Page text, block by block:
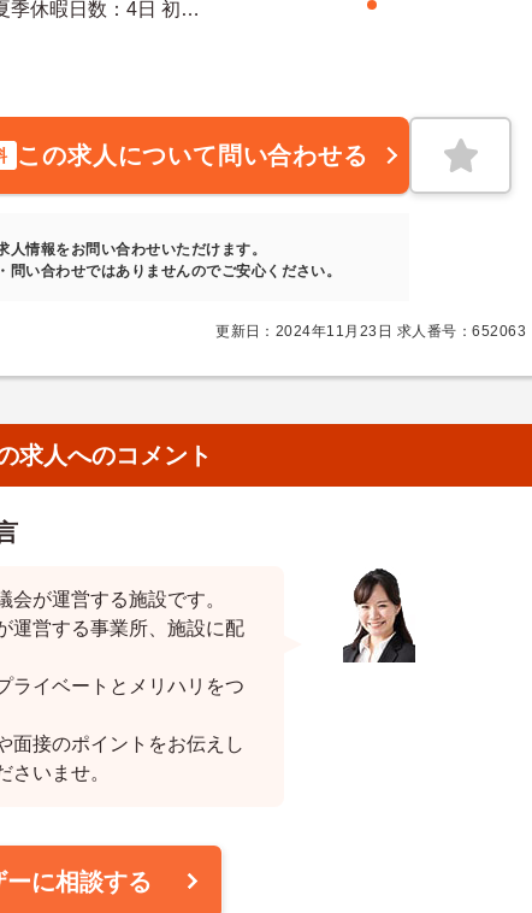
この求人について問い合わせる
人情報をお問い合わせいただけます。
問い合わせではありませんのでご安心ください。
更新日：2024年11月23日 求人番号：652063
求人へのコメント
が運営する施設です。
運営する事業所、施設に配
ライベートとメリハリをつ
面接のポイントをお伝えし
さいませ。
に相談する